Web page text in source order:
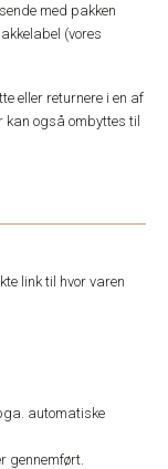
med pakken
(vores
eller returnere i en af
kan også ombyttes til
link til hvor varen
automatiske
gennemført.